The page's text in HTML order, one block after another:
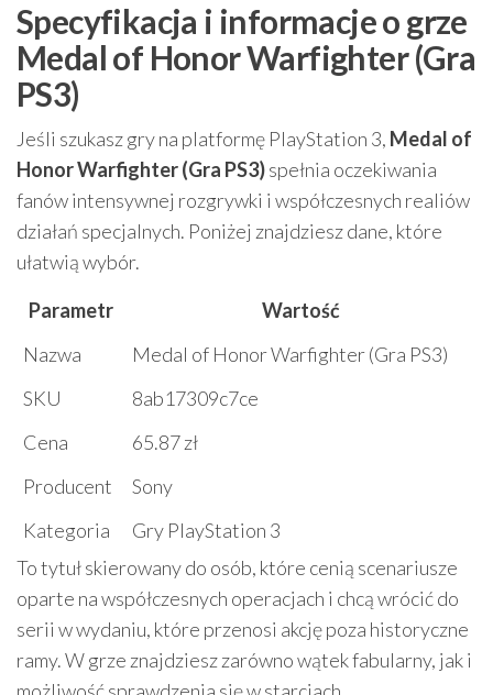
Specyfikacja i informacje o grze
Medal of Honor Warfighter (Gra
PS3)
Jeśli szukasz gry na platformę PlayStation 3, Medal of
Honor Warfighter (Gra PS3)spełnia oczekiwania
fanów intensywnej rozgrywki i współczesnych realiów
działań specjalnych. Poniżej znajdziesz dane, które
ułatwią wybór.
Parametr
Wartość
Nazwa
Medal of Honor Warfighter (Gra PS3)
SKU
8ab17309c7ce
Cena
65.87 zł
Producent
Sony
Kategoria
Gry PlayStation 3
To tytuł skierowany do osób, które cenią scenariusze
oparte na współczesnych operacjach i chcą wrócić do
serii w wydaniu, które przenosi akcję poza historyczne
ramy. W grze znajdziesz zarówno wątek fabularny, jak i